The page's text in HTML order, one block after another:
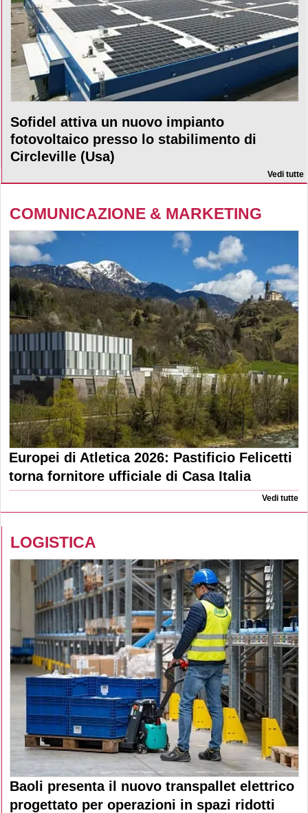
Sofidel attiva un nuovo impianto
fotovoltaico presso lo stabilimento di
Circleville (Usa)
Vedi tutte
COMUNICAZIONE & MARKETING
Europei di Atletica 2026: Pastificio Felicetti
torna fornitore ufficiale di Casa Italia
Vedi tutte
LOGISTICA
Baoli presenta il nuovo transpallet elettrico
progettato per operazioni in spazi ridotti